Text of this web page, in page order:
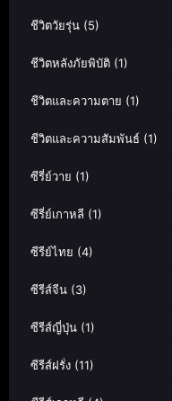
ชีวิตวัยรุ่น (5)
ชีวิตหลังภัยพิบัติ (1)
ชีวิตและความตาย (1)
ชีวิตและความสัมพันธ์ (1)
ซีรี่ย์วาย (1)
ซีรี่ย์เกาหลี (1)
ซีรีย์ไทย (4)
ซีรีส์จีน (3)
ซีรีส์ญี่ปุ่น (1)
ซีรีส์ฝรั่ง (11)